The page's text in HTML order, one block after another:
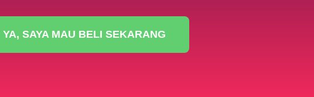
YA, SAYA MAU BELI SEKARANG